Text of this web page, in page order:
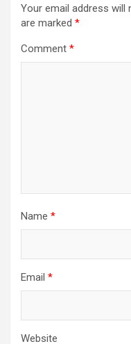
Your email address will
are marked *
Comment *
Name *
Email *
Website